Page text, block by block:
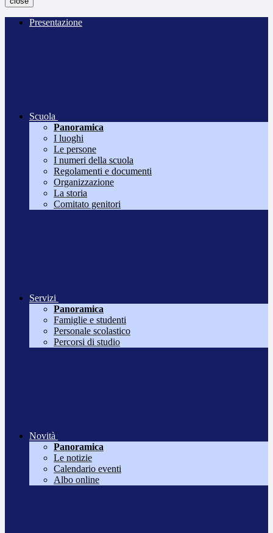
Presentazione
Scuola
Panoramica
I luoghi
Le persone
I numeri della scuola
Regolamenti e documenti
Organizzazione
La storia
Comitato genitori
Servizi
Panoramica
Famiglie e studenti
Personale scolastico
Percorsi di studio
Novità
Panoramica
Le notizie
Calendario eventi
Albo online